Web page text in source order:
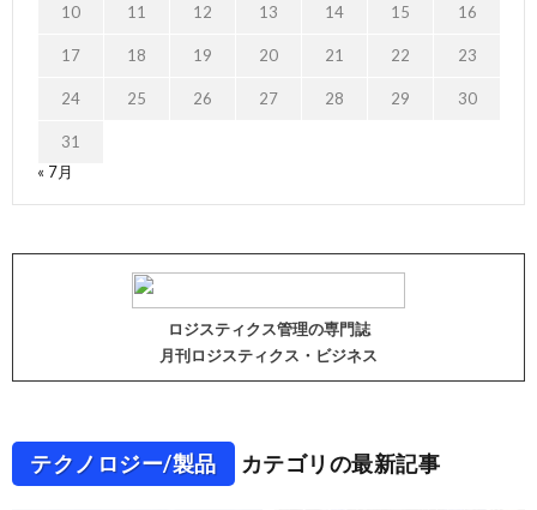
10 11 12 13 14 15 16
17 18 19 20 21 22 23
24 25 26 27 28 29 30
31
« 7月
ロジスティクス管理の専門誌
月刊ロジスティクス・ビジネス
テクノロジー/製品 カテゴリの最新記事